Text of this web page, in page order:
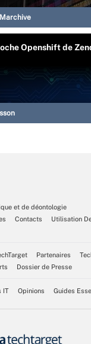
Openshift de
et de déontologie
Contacts
Utilisation
Partenaires
Dossier de Presse
IT Opinions Guides